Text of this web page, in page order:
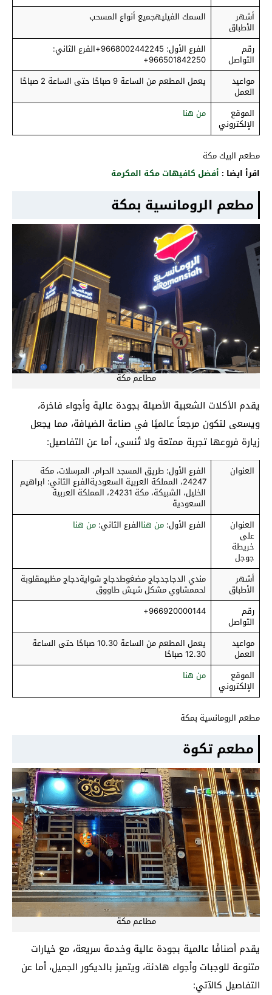
أشهر
الأطباق
السمك الفيليهجميع أنواع المسحب
رقم
التواصل
الفرع الأول: 9668002442245+الفرع الثاني:
966501842250+
مواعيد
العمل
يعمل المطعم من الساعة 9 صباحًا حتى الساعة 2 صباحًا
الموقع
الإلكتروني
من هنا
مطعم البيك مكة
اقرأ ايضا : أفضل كافيهات مكة المكرمة
مطعم الرومانسية بمكة
مطاعم مكة
يقدم الأكلات الشعبية الأصيلة بجودة عالية وأجواء فاخرة،
ويسعى لتكون مرجعاً عالميًا في صناعة الضيافة، مما يجعل
زيارة فروعها تجربة ممتعة ولا تُنسى، أما عن التفاصيل:
العنوان الفرع الأول: طریق المسجد الحرام، المرسلات، مكة
24247، المملكة العربية السعوديةالفرع الثاني: ابراهيم
الخليل، الشبيكة، مكة 24231، المملكة العربية
السعودية
العنوان
على
خريطة
جوجل
الفرع الأول: من هناالفرع الثاني: من هنا
أشهر
الأطباق
مندي الدجاجدجاج مضغوطدجاج شوايةدجاج مظبيمقلوبة
لحممشاوي مشكل شيش طاووق
رقم
التواصل
966920000144+
مواعيد
العمل
يعمل المطعم من الساعة 10.30 صباحًا حتى الساعة
12.30 صباحًا
الموقع
الإلكتروني
من هنا
مطعم الرومانسية بمكة
مطعم تكوة
مطاعم مكة
يقدم أصنافًا عالمية بجودة عالية وخدمة سريعة، مع خيارات
متنوعة للوجبات وأجواء هادئة، ويتميز بالديكور الجميل، أما عن
التفاصيل كالآتي: